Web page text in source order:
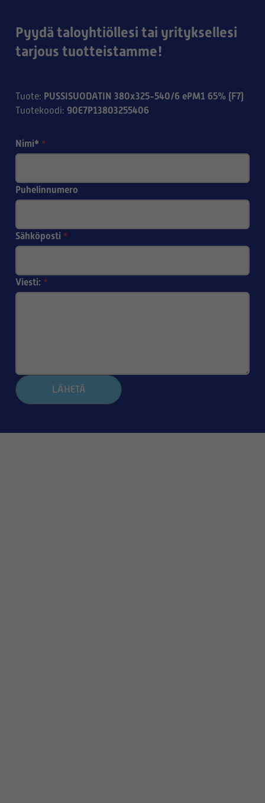
Pyydä taloyhtiöllesi tai yrityksellesi
tarjous tuotteistamme!
Tuote: PUSSISUODATIN 380x325-540/6 ePM1 65% (F7)
Tuotekoodi: 90E7P13803255406
Nimi* *
Puhelinnumero
Sähköposti *
Viesti: *
LÄHETÄ